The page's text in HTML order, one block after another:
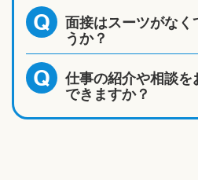
Q 面接はスーツがなく
うか？
Q 仕事の紹介や相談
できますか？